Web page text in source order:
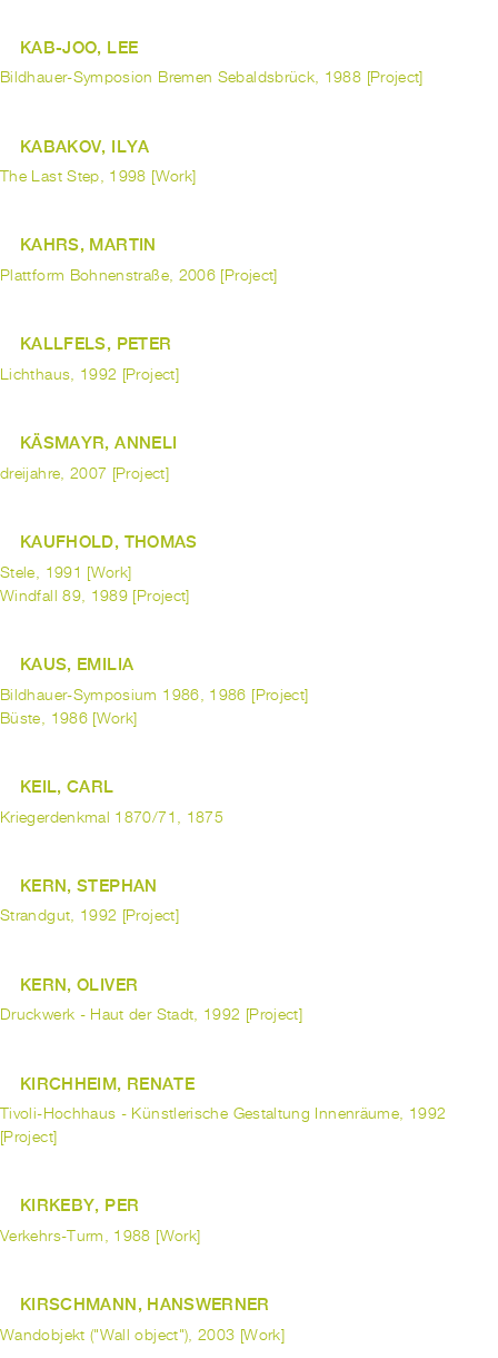
KAB-JOO, LEE
Bildhauer-Symposion Bremen Sebaldsbrück, 1988 [Project]
KABAKOV, ILYA
The Last Step, 1998 [Work]
KAHRS, MARTIN
Plattform Bohnenstraße, 2006 [Project]
KALLFELS, PETER
Lichthaus, 1992 [Project]
KÄSMAYR, ANNELI
dreijahre, 2007 [Project]
KAUFHOLD, THOMAS
Stele, 1991 [Work]
Windfall 89, 1989 [Project]
KAUS, EMILIA
Bildhauer-Symposium 1986, 1986 [Project]
Büste, 1986 [Work]
KEIL, CARL
Kriegerdenkmal 1870/71, 1875
KERN, STEPHAN
Strandgut, 1992 [Project]
KERN, OLIVER
Druckwerk - Haut der Stadt, 1992 [Project]
KIRCHHEIM, RENATE
Tivoli-Hochhaus - Künstlerische Gestaltung Innenräume, 1992
[Project]
KIRKEBY, PER
Verkehrs-Turm, 1988 [Work]
KIRSCHMANN, HANSWERNER
Wandobjekt ("Wall object"), 2003 [Work]